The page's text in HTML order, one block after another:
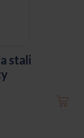
stali